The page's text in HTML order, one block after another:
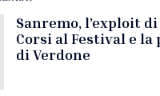
Sanremo, l’exploit
Corsi al Festival e la
di Verdone